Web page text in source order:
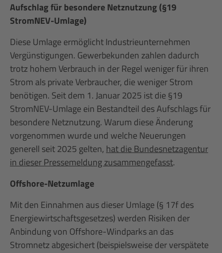
Aufschlag für besondere Netznutzung (§19
StromNEV-Umlage)
Diese Umlage ermöglicht Industrieunternehmen
Vergünstigungen. Gewerbekunden zahlen dadurch
trotz hohem Verbrauch in der Regel weniger für ihren
Strom als private Verbraucher, die weniger Strom
benötigen. Seit dem 1. Januar 2025 ist die §19
StromNEV-Umlage ein Bestandteil des Aufschlags für
besondere Netznutzung. Warum diese Änderung
vorgenommen wurde und welche Neuerungen
generell seit 2025 gelten, hat die Bundesnetzagentur
in dieser Pressemeldung zusammengefasst.
Offshore-Netzumlage
Mit den Einnahmen aus dieser Umlage (§ 17f des
Energiewirtschaftsgesetzes) werden Risiken der
Anbindung von Offshore-Windparks an das
Stromnetz abgesichert (beispielsweise der verspätete